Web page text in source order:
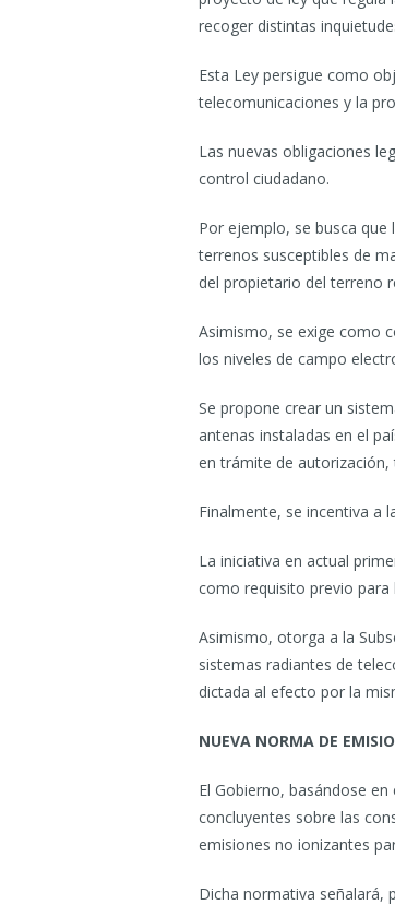
recoger distintas
Esta Ley persigue como
telecomunicaciones y la
Las nuevas obligaciones
control ciudadano.
Por ejemplo, se busca
terrenos susceptibles de
del propietario del terreno
Asimismo, se exige como
los niveles de campo
Se propone crear un
antenas instaladas en el
en trámite de autorización,
Finalmente, se incentiva a
La iniciativa en actual
como requisito previo para
Asimismo, otorga a la
sistemas radiantes de
dictada al efecto por la
NUEVA NORMA DE
El Gobierno, basándose
concluyentes sobre las
emisiones no ionizantes
Dicha normativa señalará,